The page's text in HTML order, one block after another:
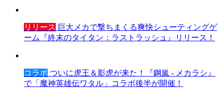
リリース 巨大メカで撃ちまくる爽快シューティングゲ
ーム『終末のタイタン：ラストラッシュ』リリース！
コラボ ついに虎王＆影虎が来た！『鋼嵐 - メカラシ』
で「魔神英雄伝ワタル」コラボ後半が開催！